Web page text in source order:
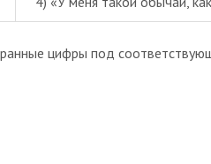
цифры под